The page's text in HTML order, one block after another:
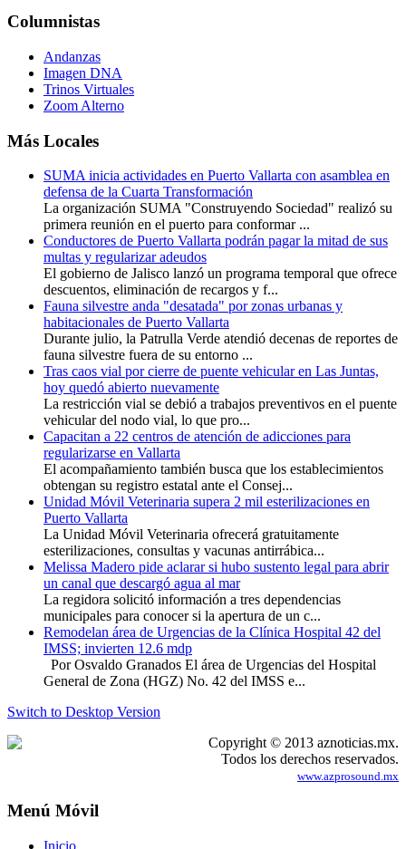
Columnistas
Andanzas
Imagen DNA
Trinos Virtuales
Zoom Alterno
Más Locales
SUMA inicia actividades en Puerto Vallarta con asamblea en
defensa de la Cuarta Transformación
La organización SUMA "Construyendo Sociedad" realizó su
primera reunión en el puerto para conformar ...
Conductores de Puerto Vallarta podrán pagar la mitad de sus
multas y regularizar adeudos
El gobierno de Jalisco lanzó un programa temporal que ofrece
descuentos, eliminación de recargos y f...
Fauna silvestre anda "desatada" por zonas urbanas y
habitacionales de Puerto Vallarta
Durante julio, la Patrulla Verde atendió decenas de reportes de
fauna silvestre fuera de su entorno ...
Tras caos vial por cierre de puente vehicular en Las Juntas,
hoy quedó abierto nuevamente
La restricción vial se debió a trabajos preventivos en el puente
vehicular del nodo vial, lo que pro...
Capacitan a 22 centros de atención de adicciones para
regularizarse en Vallarta
El acompañamiento también busca que los establecimientos
obtengan su registro estatal ante el Consej...
Unidad Móvil Veterinaria supera 2 mil esterilizaciones en
Puerto Vallarta
La Unidad Móvil Veterinaria ofrecerá gratuitamente
esterilizaciones, consultas y vacunas antirrábica...
Melissa Madero pide aclarar si hubo sustento legal para abrir
un canal que descargó agua al mar
La regidora solicitó información a tres dependencias
municipales para conocer si la apertura de un c...
Remodelan área de Urgencias de la Clínica Hospital 42 del
IMSS; invierten 12.6 mdp
Por Osvaldo Granados El área de Urgencias del Hospital
General de Zona (HGZ) No. 42 del IMSS e...
Switch to Desktop Version
Copyright © 2013 aznoticias.mx.
Todos los derechos reservados.
www.azprosound.mx
Menú Móvil
Inicio